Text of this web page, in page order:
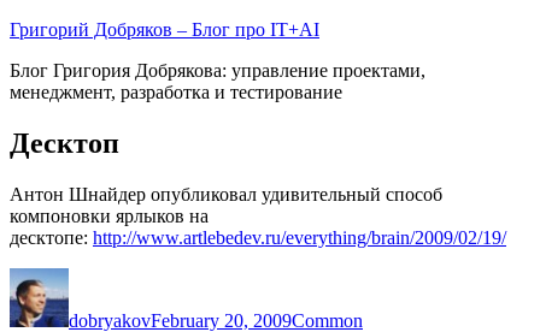
Skip
content
Григорий Добряков – Блог про IT+AI
Блог Григория Добрякова: управление проектами,
менеджмент, разработка и тестирование
Десктоп
Антон Шнайдер опубликовал удивительный способ
компоновки ярлыков на
десктопе: http://www.artlebedev.ru/everything/brain/2009/02/19/
Author
dobryakovFebruary 20, 2009Common